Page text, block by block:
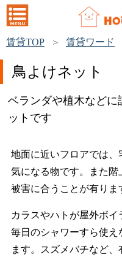
賃貸TOP 賃貸ワード
鳥よけネット
ベランダや植木などに
ットです
地面に近いフロアでは
気になる物です。また階
被害に合うことが有りま
カラスやハトが屋外ボイ
毎日のシャワーすら使
ます。スズメバチなど